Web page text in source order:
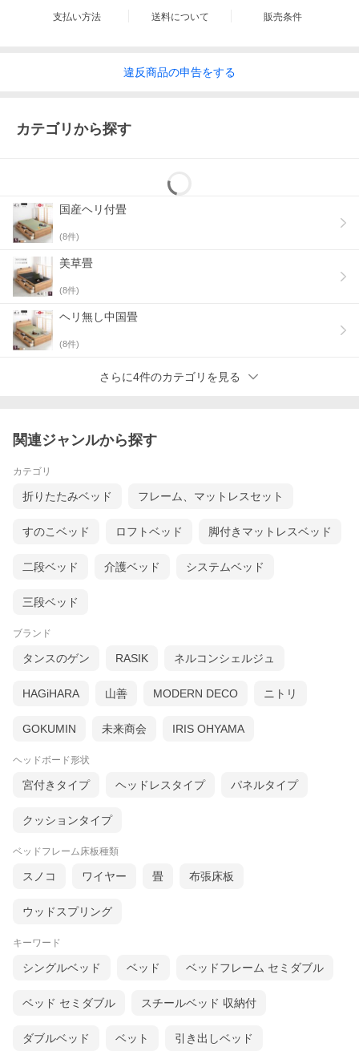
支払い方法 送料について 販売条件
違反商品の申告をする
カテゴリから探す
国産ヘリ付畳
(8件)
美草畳
(8件)
ヘリ無し中国畳
(8件)
さらに4件のカテゴリを見る
関連ジャンルから探す
カテゴリ
折りたたみベッド フレーム、マットレスセット
すのこベッド ロフトベッド 脚付きマットレスベッド
二段ベッド 介護ベッド システムベッド
三段ベッド
ブランド
タンスのゲン RASIK ネルコンシェルジュ
HAGiHARA 山善 MODERN DECO ニトリ
GOKUMIN 未来商会 IRIS OHYAMA
ヘッドボード形状
宮付きタイプ ヘッドレスタイプ パネルタイプ
クッションタイプ
ベッドフレーム床板種類
スノコ ワイヤー 畳 布張床板
ウッドスプリング
キーワード
シングルベッド ベッド ベッドフレーム セミダブル
ベッド セミダブル スチールベッド 収納付
ダブルベッド ベット 引き出しベッド